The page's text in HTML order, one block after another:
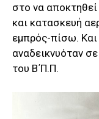
στο να
και κατασκευή
εμπρός-πίσω. Και
αναδεικνυόταν
του Β΄Π.Π.